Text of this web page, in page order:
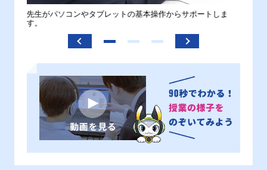
先生がパソコンやタブレットの基本操作からサポートしま
す。